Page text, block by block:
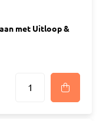
met Uitloop &